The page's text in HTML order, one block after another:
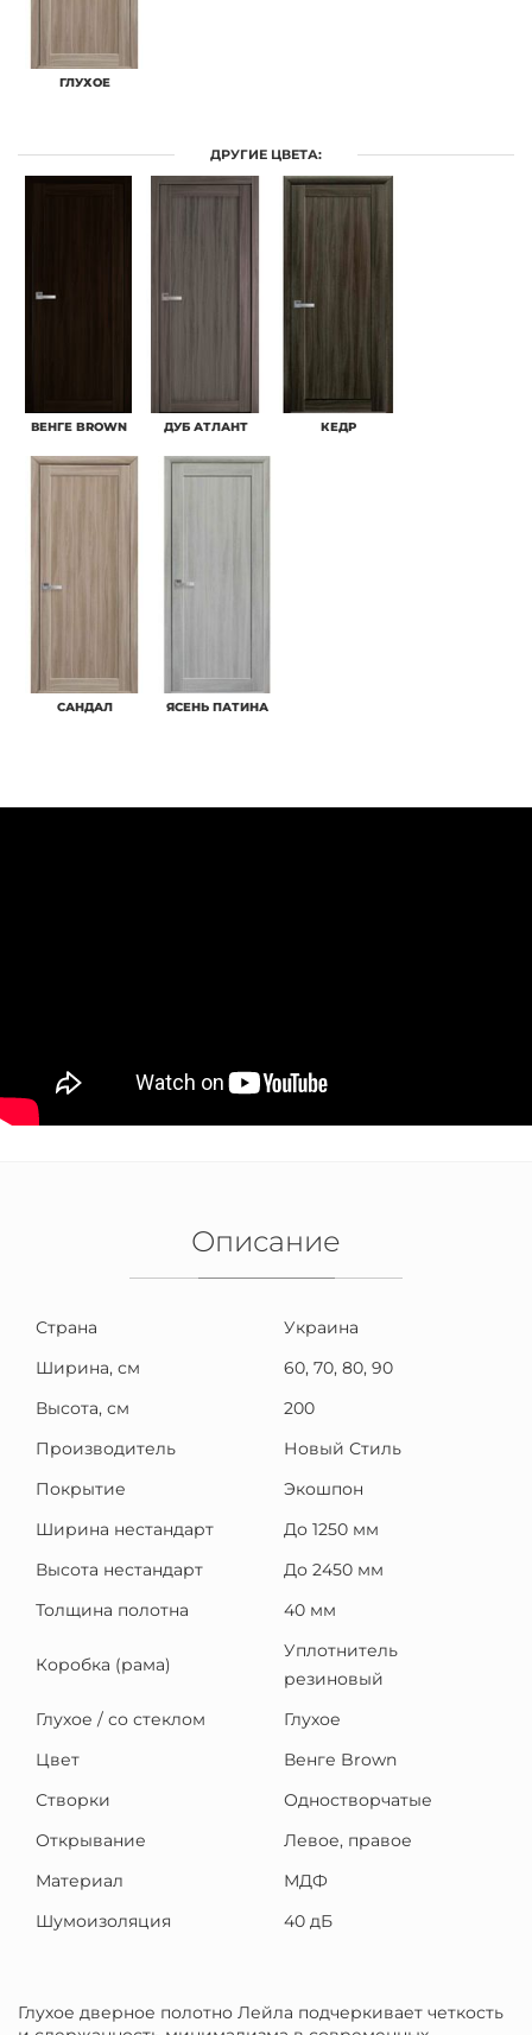
ГЛУХОЕ
ДРУГИЕ ЦВЕТА:
ВЕНГЕ BROWN ДУБ АТЛАНТ КЕДР
САНДАЛ ЯСЕНЬ ПАТИНА
Описание
Страна
Украина
Ширина, см
60, 70, 80, 90
Высота, см
200
Производитель
Новый Стиль
Покрытие
Экошпон
Ширина нестандарт
До 1250 мм
Высота нестандарт
До 2450 мм
Толщина полотна
40 мм
Коробка (рама)
Уплотнитель
резиновый
Глухое / со стеклом
Глухое
Цвет
Венге Brown
Створки
Одностворчатые
Открывание
Левое, правое
Материал
МДФ
Шумоизоляция
40 дБ
Глухое дверное полотно Лейла подчеркивает четкость